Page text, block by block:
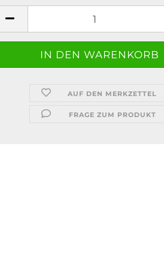
AUF DEN MERKZETTEL
FRAGE ZUM PRODUKT